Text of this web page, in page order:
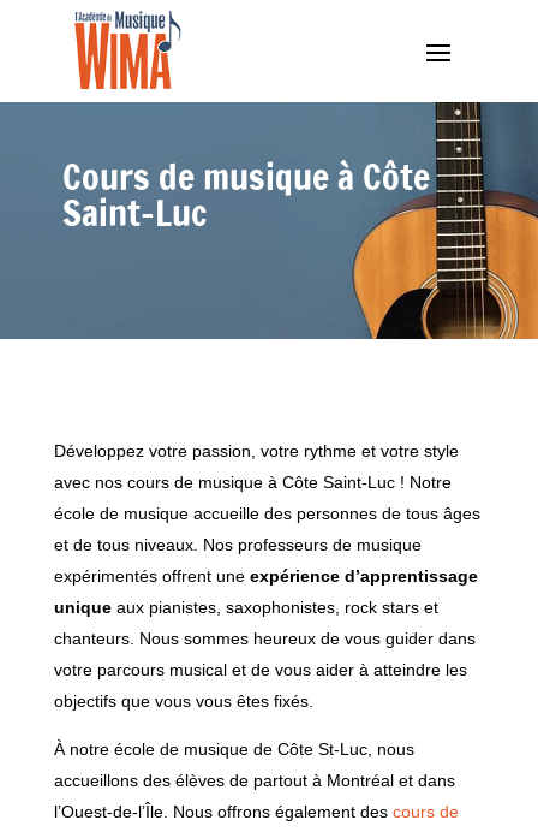
Cours de musique à Côte
Saint-Luc
Développez votre passion, votre rythme et votre style
avec nos cours de musique à Côte Saint-Luc ! Notre
école de musique accueille des personnes de tous âges
et de tous niveaux. Nos professeurs de musique
expérimentés offrent une expérience d’apprentissage
uniqueaux pianistes, saxophonistes, rock stars et
chanteurs. Nous sommes heureux de vous guider dans
votre parcours musical et de vous aider à atteindre les
objectifs que vous vous êtes fixés.
À notre école de musique de Côte St-Luc, nous
accueillons des élèves de partout à Montréal et dans
l’Ouest-de-l’Île. Nous offrons également des cours de